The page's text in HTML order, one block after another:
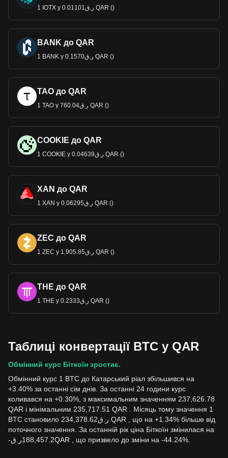
1 IOTX у ر.ق0.01101 QAR ()
BANK до QAR
1 BANK у ر.ق0.1570 QAR ()
TAO до QAR
1 TAO у ر.ق760.04 QAR ()
COOKIE до QAR
1 COOKIE у ر.ق0.04639 QAR ()
XAN до QAR
1 XAN у ر.ق0.06295 QAR ()
ZEC до QAR
1 ZEC у ر.ق1,905.85 QAR ()
THE до QAR
1 THE у ر.ق0.2333 QAR ()
Таблиці конвертації BTC у QAR
Обмінний курс Біткоїн зростає.
Обмінний курс 1 BTC до Катарський ріал збільшився на
+3.40% за останні сім днів. За останні 24 години курс
коливався на +0.30%, з максимальним значенням 237,626.78
QAR і мінімальним 235,717.51 QAR . Місяць тому значення 1
BTC становило ر.ق234,378.62 QAR , що на +1.34% більше від
поточного значення. За останній рік ціна Біткоїн змінилася на
-ر.ق188,457.2QAR , що призвело до зміни на -44.24%.